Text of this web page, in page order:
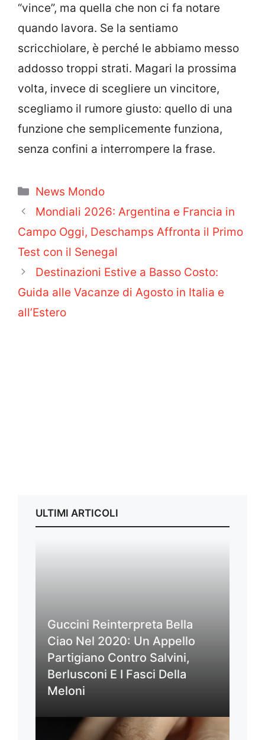
“vince”, ma quella che non ci fa notare
quando lavora. Se la sentiamo
scricchiolare, è perché le abbiamo messo
addosso troppi strati. Magari la prossima
volta, invece di scegliere un vincitore,
scegliamo il rumore giusto: quello di una
funzione che semplicemente funziona,
senza confini a interrompere la frase.
Categorie
News Mondo
Mondiali 2026: Argentina e Francia in
Campo Oggi, Deschamps Affronta il Primo
Test con il Senegal
Destinazioni Estive a Basso Costo:
Guida alle Vacanze di Agosto in Italia e
all’Estero
ULTIMI ARTICOLI
Guccini Reinterpreta Bella
Ciao Nel 2020: Un Appello
Partigiano Contro Salvini,
Berlusconi E I Fasci Della
Meloni